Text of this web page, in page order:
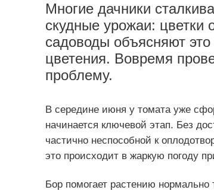
Многие дачники
скудные урожаи: цветки
садоводы объясняют
цветения. Вовремя
проблему.
В середине июня у томата уже
начинается ключевой этап. Без
частично неспособной к
это происходит в жаркую погоду
Бор помогает растению